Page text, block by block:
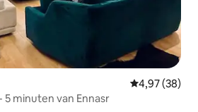
Gemiddelde
4,97 (38)
5 minuten van Ennasr